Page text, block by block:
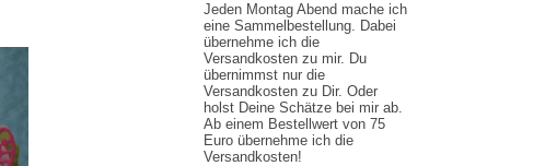
Jeden Montag Abend mache ich
eine Sammelbestellung. Dabei
übernehme ich die
Versandkosten zu mir. Du
übernimmst nur die
Versandkosten zu Dir. Oder
holst Deine Schätze bei mir ab.
Ab einem Bestellwert von 75
Euro übernehme ich die
Versandkosten!